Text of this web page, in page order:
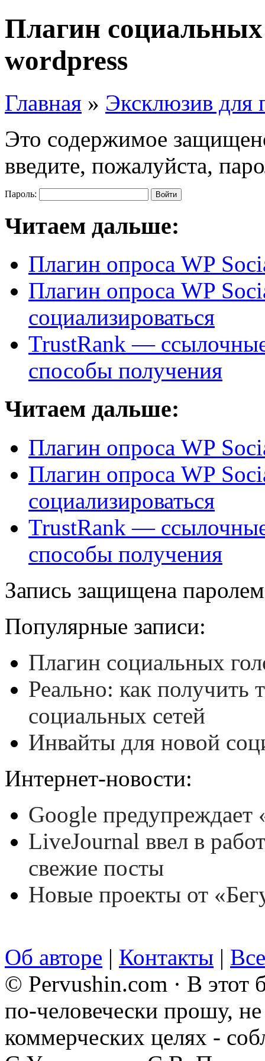
Плагин социальных
wordpress
Главная » Эксклюзив для
Это содержимое
введите, пожалуйста,
Пароль:
Читаем дальше:
Плагин опроса WP
Плагин опроса WP
социализироваться
TrustRank — ссылочные
способы получения
Читаем дальше:
Плагин опроса WP
Плагин опроса WP
социализироваться
TrustRank — ссылочные
способы получения
Запись защищена
Популярные записи:
Плагин социальных
Реально: как получить
социальных сетей
Инвайты для новой
Интернет-новости:
Google предупреждает
LiveJournal ввел в
свежие посты
Новые проекты от
Об авторе | Контакты |
© Pervushin.com · В этот
по-человечески прошу,
коммерческих целях -